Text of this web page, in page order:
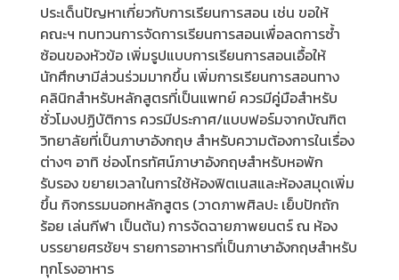
ประเด็นปัญหาเกี่ยวกับการเรียนการสอน เช่น ขอให้
คณะฯ ทบทวนการจัดการเรียนการสอนเพื่อลดการซ้ำ
ซ้อนของหัวข้อ เพิ่มรูปแบบการเรียนการสอนเอื้อให้
นักศึกษามีส่วนร่วมมากขึ้น เพิ่มการเรียนการสอนทาง
คลินิกสำหรับหลักสูตรที่เป็นแพทย์ ควรมีคู่มือสำหรับ
ชั่วโมงปฏิบัติการ ควรมีประกาศ/แบบฟอร์มจากบัณฑิต
วิทยาลัยที่เป็นภาษาอังกฤษ สำหรับความต้องการในเรื่อง
ต่างๆ อาทิ ช่องโทรทัศน์ภาษาอังกฤษสำหรับหอพัก
รับรอง ขยายเวลาในการใช้ห้องฟิตเนสและห้องสมุดเพิ่ม
ขึ้น กิจกรรมนอกหลักสูตร (วาดภาพศิลปะ เย็บปักถัก
ร้อย เล่นกีฬา เป็นต้น) การจัดฉายภาพยนตร์ ณ ห้อง
บรรยายศรชัยฯ รายการอาหารที่เป็นภาษาอังกฤษสำหรับ
ทุกโรงอาหาร